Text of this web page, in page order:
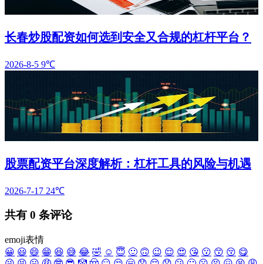
长春炒股配资如何选到安全又合规的杠杆平台？
2026-8-5 9℃
股票配资平台深度解析：杠杆工具的风险与机遇
2026-7-17 24℃
共有 0 条评论
emoji表情
😀 😃 😄 😁 😆 😅 😂 🤣 ☺️ 😇 🙂 🙃 😉 😌 😍 😘 😗 😙 😚 😋